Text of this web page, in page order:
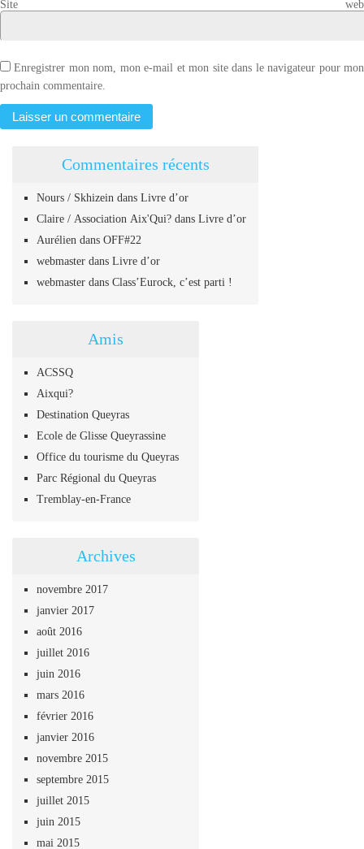
Site web
Enregistrer mon nom, mon e-mail et mon site dans le navigateur pour mon
prochain commentaire.
Commentaires récents
Nours / Skhizein dans Livre d’or
Claire / Association Aix'Qui? dans Livre d’or
Aurélien dans OFF#22
webmaster dans Livre d’or
webmaster dans Class’Eurock, c’est parti !
Amis
ACSSQ
Aixqui?
Destination Queyras
Ecole de Glisse Queyrassine
Office du tourisme du Queyras
Parc Régional du Queyras
Tremblay-en-France
Archives
novembre 2017
janvier 2017
août 2016
juillet 2016
juin 2016
mars 2016
février 2016
janvier 2016
novembre 2015
septembre 2015
juillet 2015
juin 2015
mai 2015